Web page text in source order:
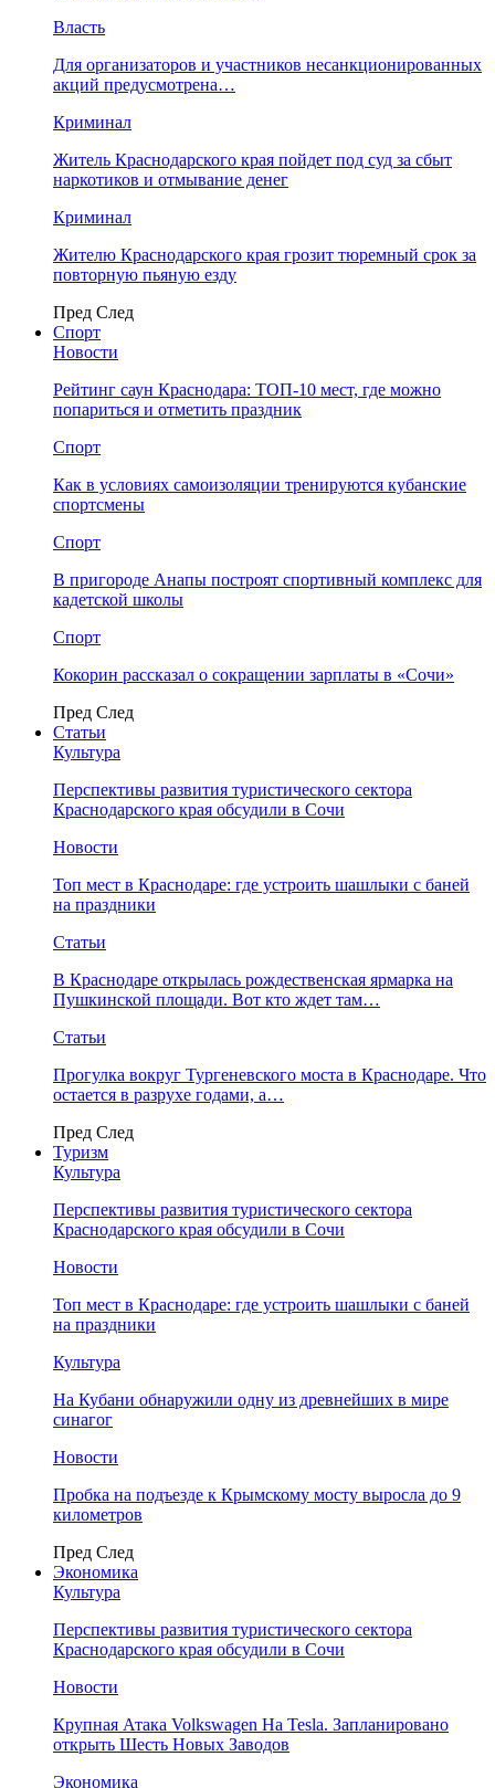
Власть
Для организаторов и участников несанкционированных
акций предусмотрена…
Криминал
Житель Краснодарского края пойдет под суд за сбыт
наркотиков и отмывание денег
Криминал
Жителю Краснодарского края грозит тюремный срок за
повторную пьяную езду
Пред След
Спорт
Новости
Рейтинг саун Краснодара: ТОП-10 мест, где можно
попариться и отметить праздник
Спорт
Как в условиях самоизоляции тренируются кубанские
спортсмены
Спорт
В пригороде Анапы построят спортивный комплекс для
кадетской школы
Спорт
Кокорин рассказал о сокращении зарплаты в «Сочи»
Пред След
Статьи
Культура
Перспективы развития туристического сектора
Краснодарского края обсудили в Сочи
Новости
Топ мест в Краснодаре: где устроить шашлыки с баней
на праздники
Статьи
В Краснодаре открылась рождественская ярмарка на
Пушкинской площади. Вот кто ждет там…
Статьи
Прогулка вокруг Тургеневского моста в Краснодаре. Что
остается в разрухе годами, а…
Пред След
Туризм
Культура
Перспективы развития туристического сектора
Краснодарского края обсудили в Сочи
Новости
Топ мест в Краснодаре: где устроить шашлыки с баней
на праздники
Культура
На Кубани обнаружили одну из древнейших в мире
синагог
Новости
Пробка на подъезде к Крымскому мосту выросла до 9
километров
Пред След
Экономика
Культура
Перспективы развития туристического сектора
Краснодарского края обсудили в Сочи
Новости
Крупная Атака Volkswagen На Tesla. Запланировано
открыть Шесть Новых Заводов
Экономика